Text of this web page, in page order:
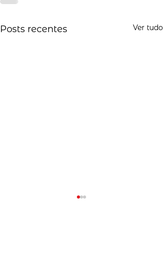
Posts recentes Ver tudo